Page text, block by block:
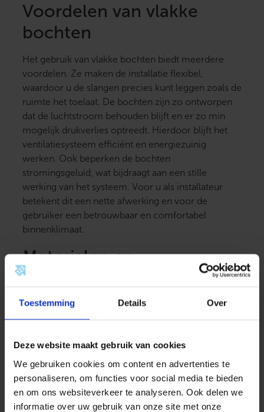
Toestemming Details Over
Deze website maakt gebruik van cookies
We gebruiken cookies om content en advertenties te
personaliseren, om functies voor social media te bieden
en om ons websiteverkeer te analyseren. Ook delen we
informatie over uw gebruik van onze site met onze
Voordelen van vlakke
bochten
Het gebruik van vlakke bochten biedt meerdere
voordelen. Ze maken de installatie flexibel,
waardoor u de slangen precies kunt leggen zoals de
ruimte het toelaat. De bochten zijn zo ontworpen
dat de luchtstroom behouden blijft en er zo min
mogelijk drukverlies optreedt. Hierdoor blijft het
ventilatiesysteem efficiënt en energiezuinig
werken. Ook beperken de bochten
stromingsgeluid, wat bijdraagt aan een stille
werking van het systeem. Voor u als installateur
betekent dit een nette afwerking en voor de
gebruiker een betrouwbaar en comfortabel
binnenklimaat.
Materialen en
duurzaamheid
De vlakke bochten van Vent-Axia zijn gemaakt van
hoogwaardig kunststof dat bestand is tegen slijtage
licht, maar toch sterk genoeg om jarenlang
probleemloos mee te gaan. De gladde binnenzijde
voorkomt dat vuil zich ophoopt en houdt de
luchtweerstand laag. Dankzij de onderhoudsarme
eigenschappen kunt u vertrouwen op een lange